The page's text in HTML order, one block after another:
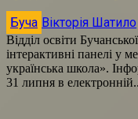
Буча Вікторія Шатило
Відділ освіти
інтерактивні панелі у
українська школа».
31 липня в